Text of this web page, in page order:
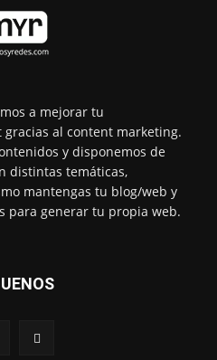
a mejorar tu
al content marketing.
y disponemos de
distintas temáticas,
mantengas tu blog/web y
para generar tu propia web.